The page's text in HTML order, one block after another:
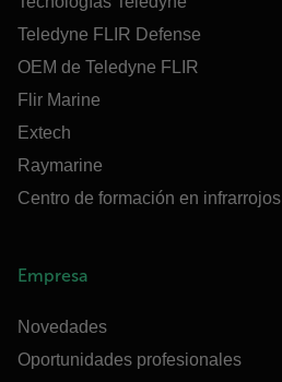
Teledyne FLIR Defense
OEM de Teledyne FLIR
Flir Marine
Extech
Raymarine
Centro de formación en infrarrojos
Empresa
Novedades
Oportunidades profesionales